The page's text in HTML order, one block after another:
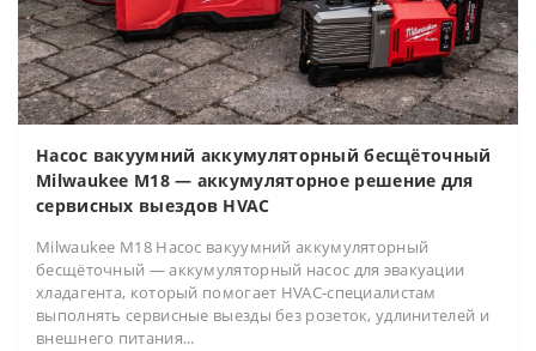
Насос вакуумний аккумуляторный бесщёточный
Milwaukee M18 — аккумуляторное решение для
сервисных выездов HVAC
Milwaukee M18 Насос вакуумний аккумуляторный
бесщёточный — аккумуляторный насос для эвакуации
хладагента, который помогает HVAC-специалистам
выполнять сервисные выезды без розеток, удлинителей и
внешнего питания...